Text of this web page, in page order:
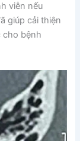
viễn nếu
giúp cải thiện
cho bệnh